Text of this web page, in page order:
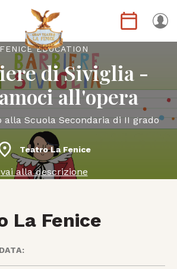
FENICE EDUCATION
di Siviglia -
all'opera
alla Scuola Secondaria di II grado
Teatro La Fenice
vai alla descrizione
La Fenice